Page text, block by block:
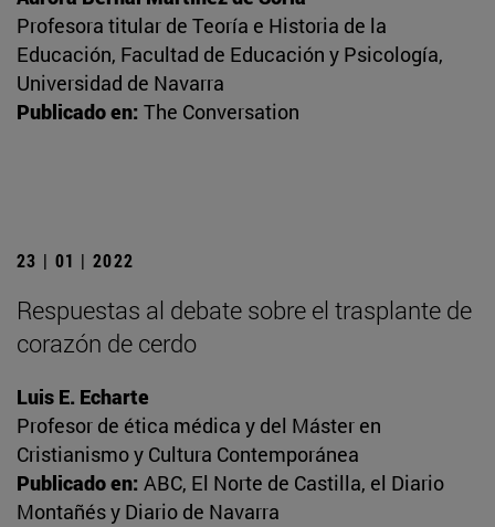
Profesora titular de Teoría e Historia de la
Educación, Facultad de Educación y Psicología,
Universidad de Navarra
Publicado en: The Conversation
23 | 01 | 2022
Respuestas al debate sobre el trasplante de
corazón de cerdo
Luis E. Echarte
Profesor de ética médica y del Máster en
Cristianismo y Cultura Contemporánea
Publicado en: ABC, El Norte de Castilla, el Diario
Montañés y Diario de Navarra